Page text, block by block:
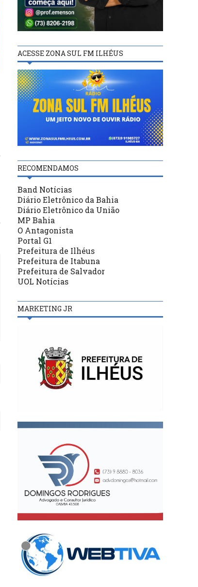
ENTRETENIMENTO
17/03/17
Teatro Municipal de Ilhéus
apresenta espetáculo
infantil neste domingo
ENTRETENIMENTO
Holiste promove Lives
saúde mental durante
pandemia
ACESSE ZONA SUL FM ILHÉUS
RECOMENDAMOS
Band Notícias
Diário Eletrônico da Bahia
Diário Eletrônico da União
MP Bahia
O Antagonista
Portal G1
Prefeitura de Ilhéus
Prefeitura de Itabuna
Prefeitura de Salvador
UOL Notícias
MARKETING JR